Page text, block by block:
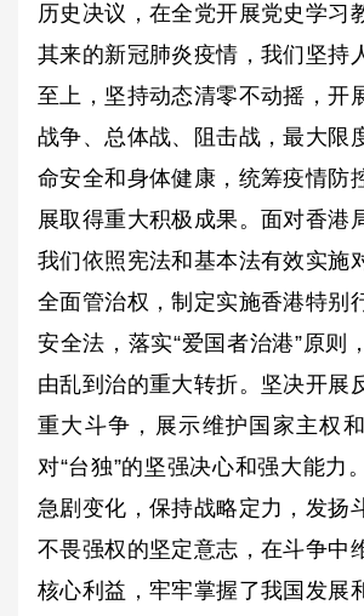
历史决议，在全党开展党史学习
其来的新冠肺炎疫情，我们坚持
至上，坚持动态清零不动摇，开
战争、总体战、阻击战，最大限
命安全和身体健康，统筹疫情防
展取得重大积极成果。面对香港
我们依照宪法和基本法有效实施
全面管治权，制定实施香港特别
安全法，落实“爱国者治港”原则
由乱到治的重大转折。坚决开展
重大斗争，展示维护国家主权
对“台独”的坚强决心和强大能力
急剧变化，保持战略定力，发扬
不畏强权的坚定意志，在斗争中
核心利益，牢牢掌握了我国发展